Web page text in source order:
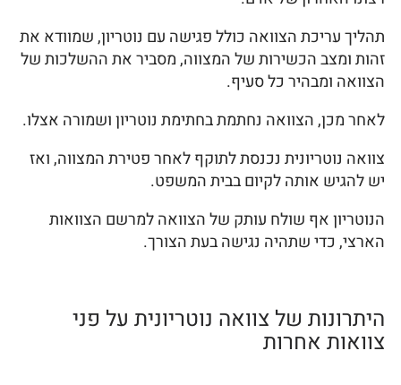
תהליך עריכת הצוואה כולל פגישה עם נוטריון, שמוודא את
זהות ומצב הכשירות של המצווה, מסביר את ההשלכות של
הצוואה ומבהיר כל סעיף.
לאחר מכן, הצוואה נחתמת בחתימת נוטריון ושמורה אצלו.
צוואה נוטריונית נכנסת לתוקף לאחר פטירת המצווה, ואז
יש להגיש אותה לקיום בבית המשפט.
הנוטריון אף שולח עותק של הצוואה למרשם הצוואות
הארצי, כדי שתהיה נגישה בעת הצורך.
היתרונות של צוואה נוטריונית על פני
צוואות אחרות